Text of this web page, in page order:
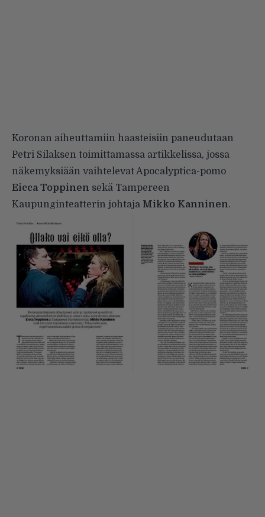
Koronan aiheuttamiin haasteisiin paneudutaan
Petri Silaksen toimittamassa artikkelissa, jossa
näkemyksiään vaihtelevat Apocalyptica-pomo
Eicca Toppinen sekä Tampereen
Kaupunginteatterin johtaja Mikko Kanninen.